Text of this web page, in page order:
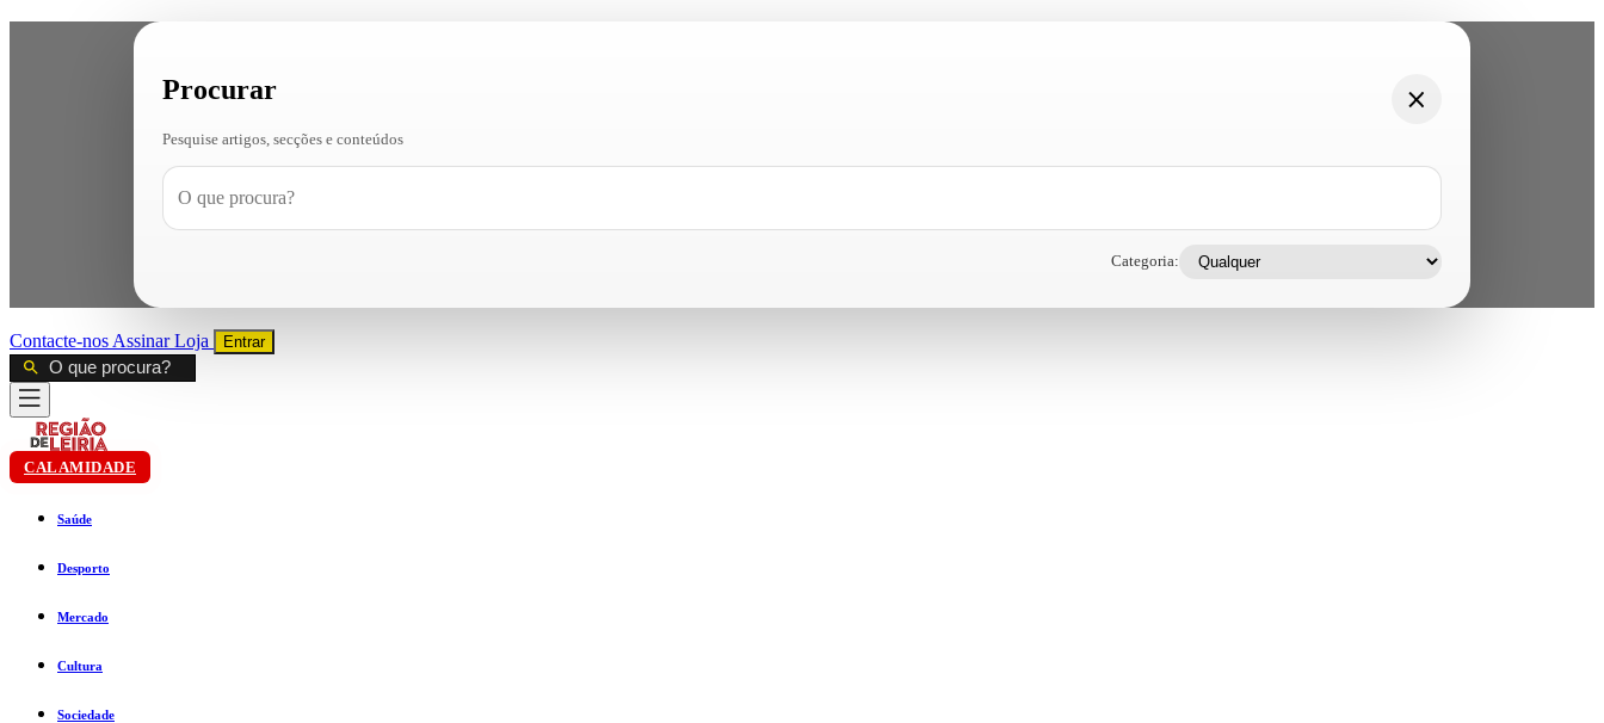
Procurar
Pesquise artigos, secções e conteúdos
Categoria:
Contacte-nos AssinarLoja Entrar
CALAMIDADE
Saúde
Desporto
Mercado
Cultura
Sociedade